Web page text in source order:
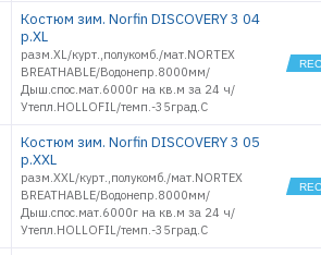
Костюм зим. Norfin DISCOVERY 3 04
р.XL
разм.XL/курт.,полукомб./мат.NORTEX
BREATHABLE/Водонепр.8000мм/
Дыш.спос.мат.6000г на кв.м за 24 ч/
Утепл.HOLLOFIL/темп.-35град.С
Костюм зим. Norfin DISCOVERY 3 05
р.XXL
разм.XXL/курт.,полукомб./мат.NORTEX
BREATHABLE/Водонепр.8000мм/
Дыш.спос.мат.6000г на кв.м за 24 ч/
Утепл.HOLLOFIL/темп.-35град.С